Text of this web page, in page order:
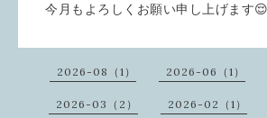
今月もよろしくお願い申し上げます
2026-08（1） 2026-06（1）
2026-03（2） 2026-02（1）